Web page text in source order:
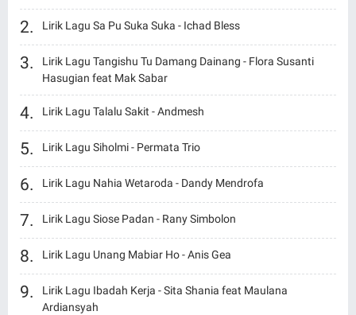
Lirik Lagu Sa Pu Suka Suka - Ichad Bless
Lirik Lagu Tangishu Tu Damang Dainang - Flora Susanti
Hasugian feat Mak Sabar
Lirik Lagu Talalu Sakit - Andmesh
Lirik Lagu Siholmi - Permata Trio
Lirik Lagu Nahia Wetaroda - Dandy Mendrofa
Lirik Lagu Siose Padan - Rany Simbolon
Lirik Lagu Unang Mabiar Ho - Anis Gea
Lirik Lagu Ibadah Kerja - Sita Shania feat Maulana
Ardiansyah